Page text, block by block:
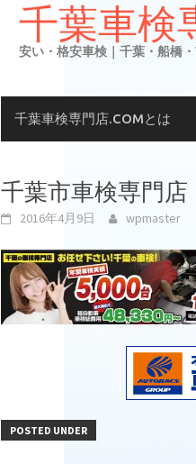
千葉車検
安い・格安車検｜千葉・船橋
千葉車検専門店.COMとは
千葉市車検専門店
2016年4月9日 wpmaster
POSTED UNDER